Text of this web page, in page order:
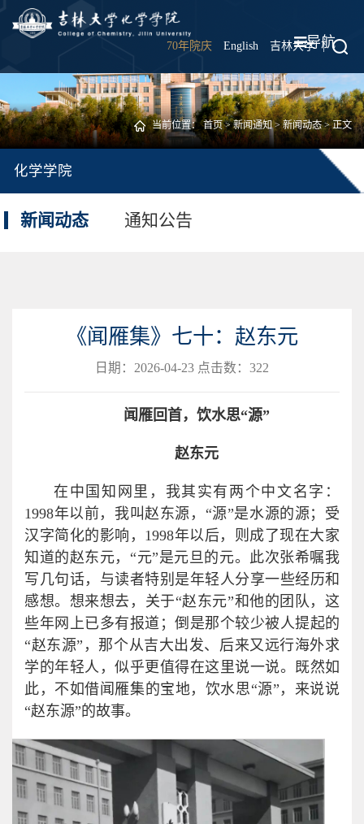
70年院庆 English 吉林大学 |
导航
当前位置：首页>新闻通知>新闻动态> 正文
化学学院
新闻动态 通知公告
《闻雁集》七十：赵东元
日期：2026-04-23 点击数： 322
闻雁回首，饮水思“源”
赵东元
在中国知网里，我其实有两个中文名字：
1998年以前，我叫赵东源，“源”是水源的源；受
汉字简化的影响，1998年以后，则成了现在大家
知道的赵东元，“元”是元旦的元。此次张希嘱我
写几句话，与读者特别是年轻人分享一些经历和
感想。想来想去，关于“赵东元”和他的团队，这
些年网上已多有报道；倒是那个较少被人提起的
“赵东源”，那个从吉大出发、后来又远行海外求
学的年轻人，似乎更值得在这里说一说。既然如
此，不如借闻雁集的宝地，饮水思“源”，来说说
“赵东源”的故事。